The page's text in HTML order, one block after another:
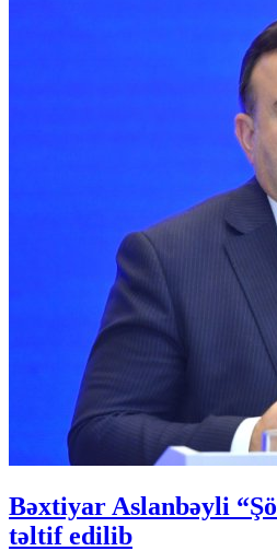
Bəxtiyar Aslanbəyli
təltif edilib